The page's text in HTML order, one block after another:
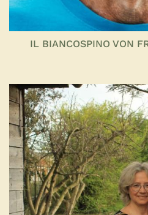
IL BIANCOSPINO VON